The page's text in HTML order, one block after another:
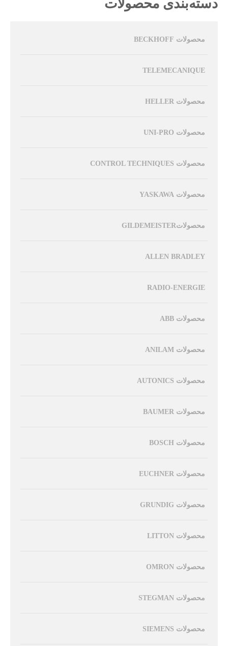
دسته‌بندی محصولات
محصولات BECKHOFF
TELEMECANIQUE
محصولات HELLER
محصولات UNI-PRO
محصولات CONTROL TECHNIQUES
محصولات YASKAWA
محصولاتGILDEMEISTER
ALLEN BRADLEY
RADIO-ENERGIE
محصولات ABB
محصولات ANILAM
محصولات AUTONICS
محصولات BAUMER
محصولات BOSCH
محصولات EUCHNER
محصولات GRUNDIG
محصولات LITTON
محصولات OMRON
محصولات STEGMAN
محصولات SIEMENS